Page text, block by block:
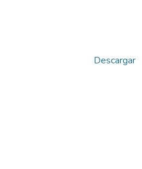
Descargar